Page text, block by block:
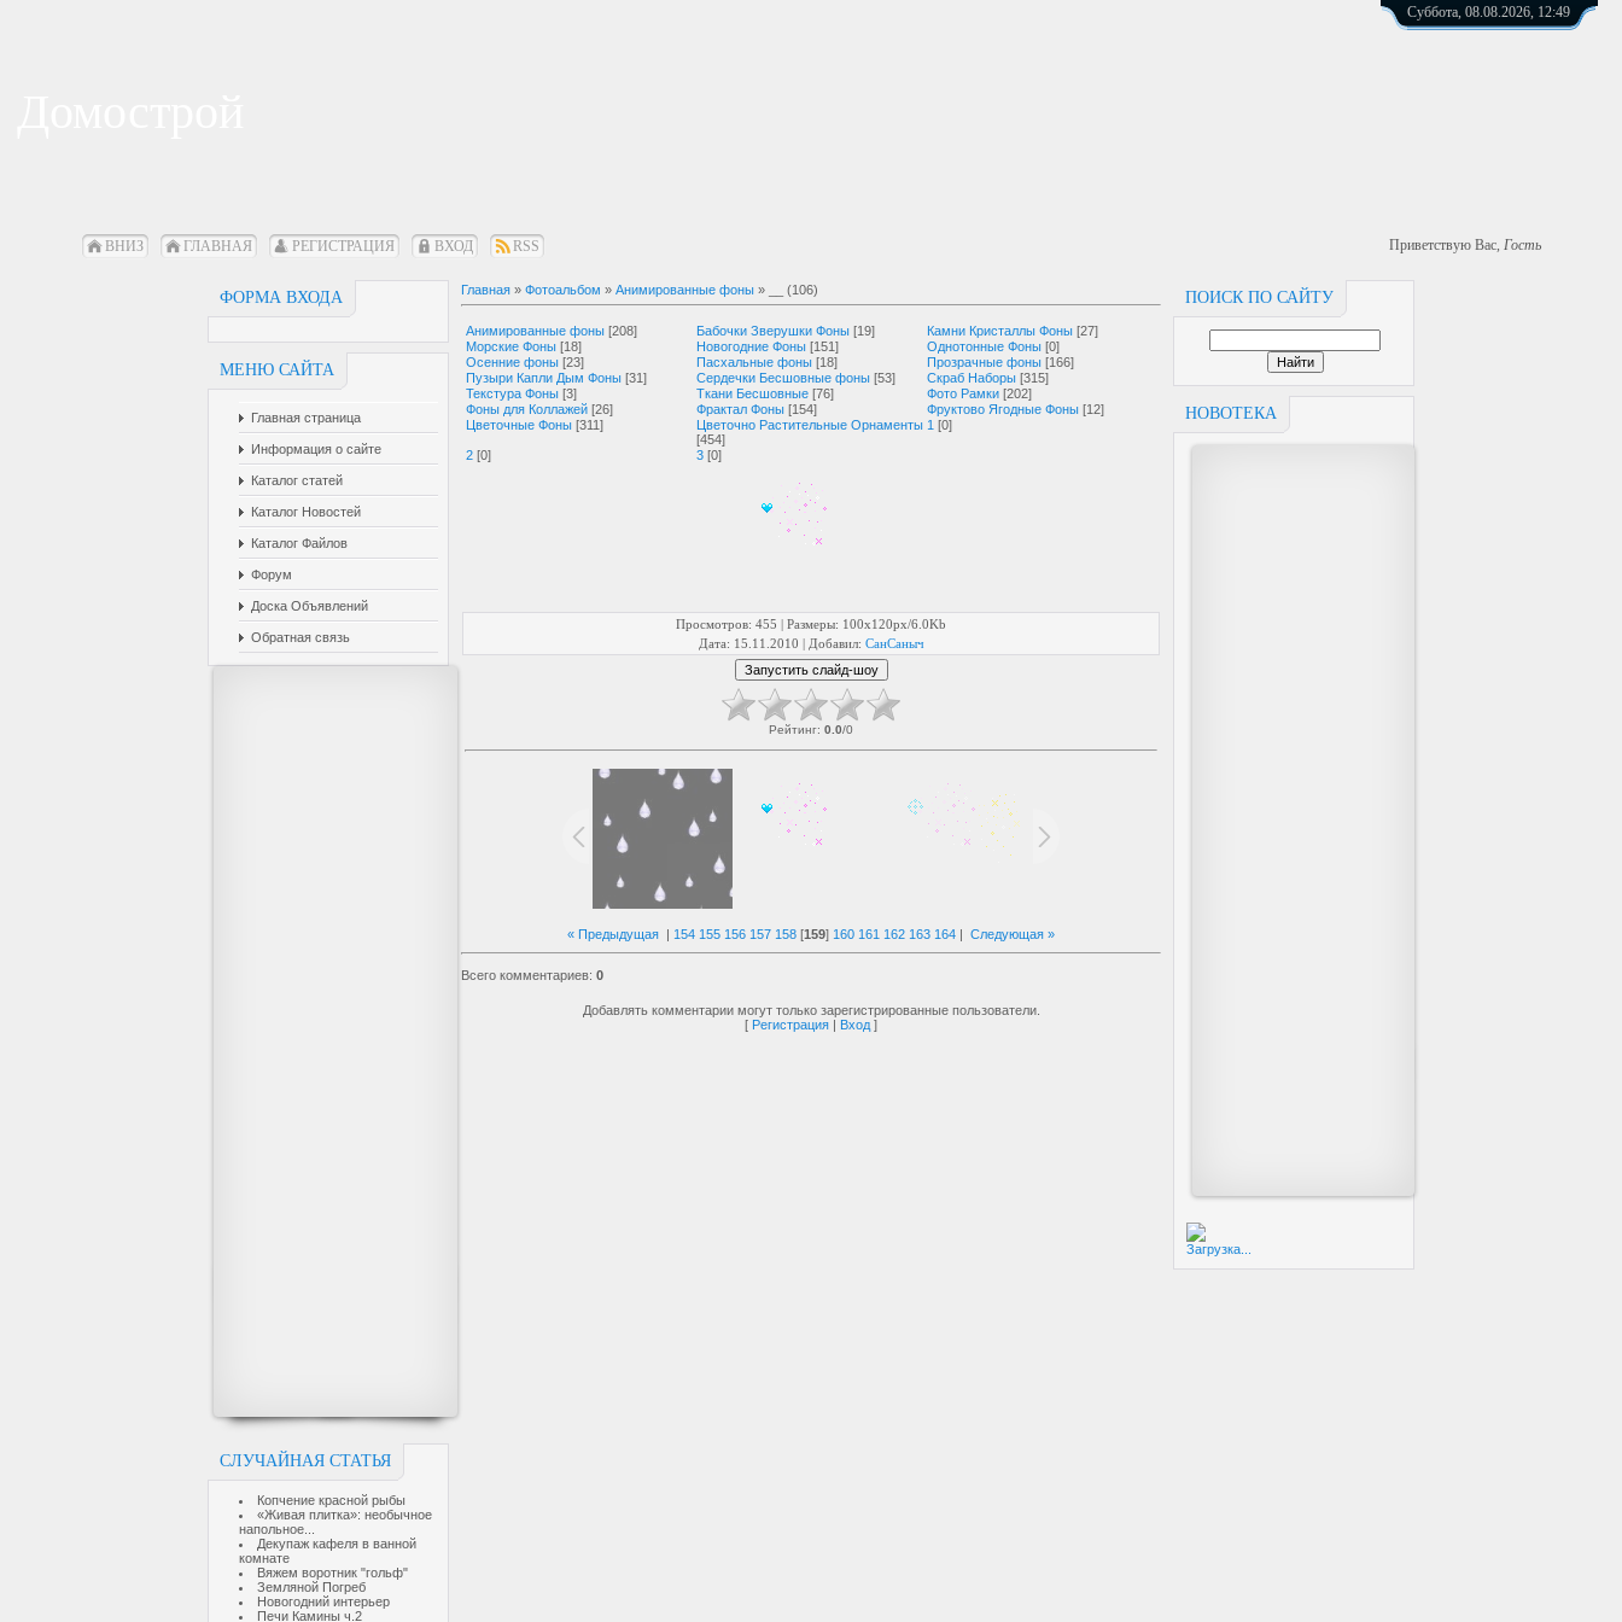
Суббота, 08.08.2026, 12:49
ВНИЗ ГЛАВНАЯ РЕГИСТРАЦИЯ ВХОД RSS Приветствую Вас, Гость
ФОРМА ВХОДА
МЕНЮ САЙТА
Главная страница
Информация о сайте
Каталог статей
Каталог Новостей
Каталог Файлов
Форум
Доска Объявлений
Обратная связь
СЛУЧАЙНАЯ СТАТЬЯ
Копчение красной рыбы
«Живая плитка»: необычное
напольное...
Декупаж кафеля в ванной
комнате
Вяжем воротник "гольф"
Земляной Погреб
Новогодний интерьер
Печи Камины ч.2
ПОИСК ПО САЙТУ
НОВОТЕКА
Загрузка...
Главная » Фотоальбом » Анимированные фоны » __ (106)
Анимированные фоны [208] Бабочки Зверушки Фоны [19] Камни Кристаллы Фоны [27]
Морские Фоны [18] Новогодние Фоны [151] Однотонные Фоны [0]
Осенние фоны [23] Пасхальные фоны [18] Прозрачные фоны [166]
Пузыри Капли Дым Фоны [31] Сердечки Бесшовные фоны [53] Скраб Наборы [315]
Текстура Фоны [3] Ткани Бесшовные [76] Фото Рамки [202]
Фоны для Коллажей [26] Фрактал Фоны [154] Фруктово Ягодные Фоны [12]
Цветочные Фоны [311]
Цветочно Растительные Орнаменты
[454]
1 [0]
2 [0] 3 [0]
Просмотров: 455 | Размеры: 100x120px/6.0Kb
Дата: 15.11.2010 | Добавил: СанСаныч
Рейтинг: 0.0/0
« Предыдущая | 154 155 156 157 158 [159] 160 161 162 163 164 | Следующая »
Всего комментариев: 0
Добавлять комментарии могут только зарегистрированные пользователи.
[ Регистрация | Вход ]